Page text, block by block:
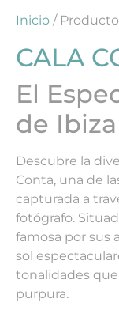
Inicio /
CALA
El
de Ibiza
Descubre la
Conta, una de
capturada a
fotógrafo.
famosa por sus
sol
tonalidades
purpura.